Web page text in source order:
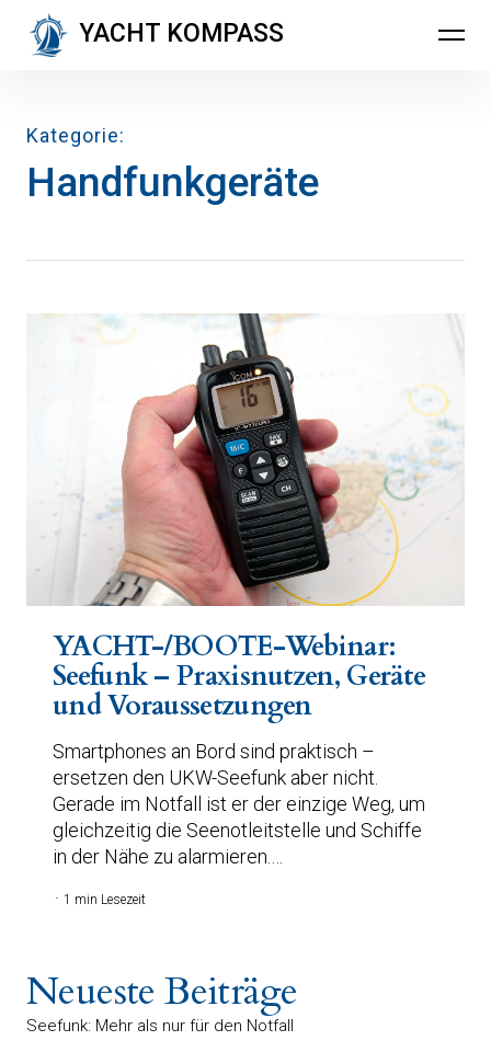
überspringenYACHT KOMPASS
Kategorie
Handfunkgeräte
YACHT-/BOOTE-Webinar:
Seefunk – Praxisnutzen, Geräte
und Voraussetzungen
Smartphones an Bord sind praktisch –
ersetzen den UKW-Seefunk aber nicht.
Gerade im Notfall ist er der einzige Weg, um
gleichzeitig die Seenotleitstelle und Schiffe
in der Nähe zu alarmieren.…
1 min Lesezeit
Neueste Beiträge
Seefunk: Mehr als nur für den Notfall